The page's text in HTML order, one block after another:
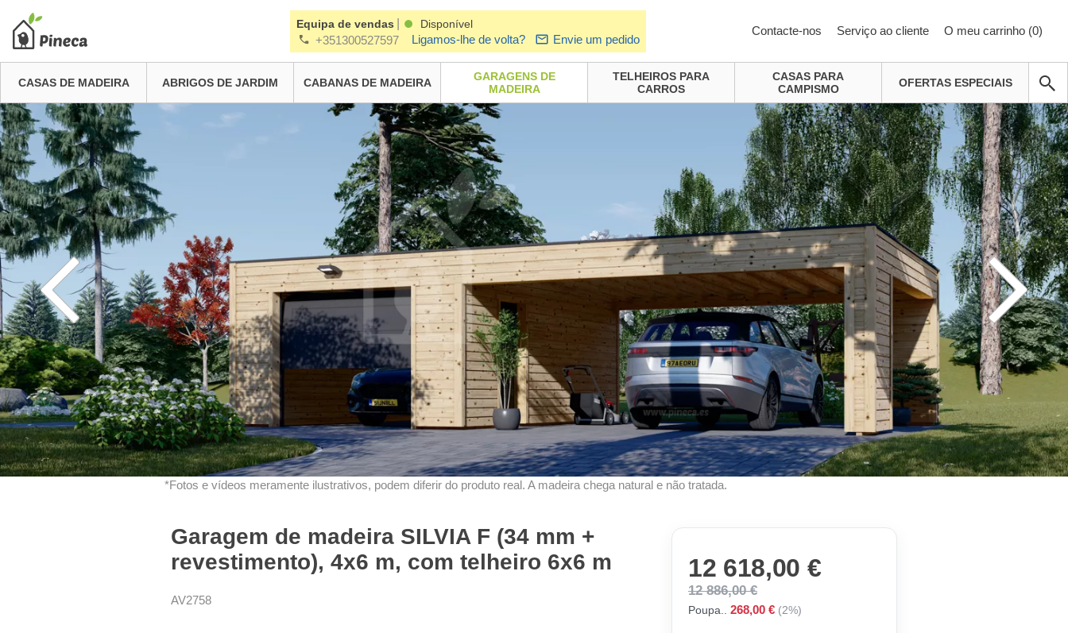
Equipa de vendas Disponível
+351300527597 Ligamos-lhe de volta? Envie um pedido
Contacte-nos Serviço ao cliente O meu carrinho (0)
CASAS DE MADEIRA ABRIGOS DE JARDIM CABANAS DE MADEIRA
GARAGENS DE
MADEIRA
TELHEIROS PARA
CARROS
CASAS PARA
CAMPISMO
OFERTAS ESPECIAIS
*Fotos e vídeos meramente ilustrativos, podem diferir do produto real. A madeira chega natural e não tratada.
Garagem de madeira SILVIA F (34 mm +
revestimento), 4x6 m, com telheiro 6x6 m
AV2758
12 618,00 €
12 886,00 €
Poupa.. 268,00 € (2%)